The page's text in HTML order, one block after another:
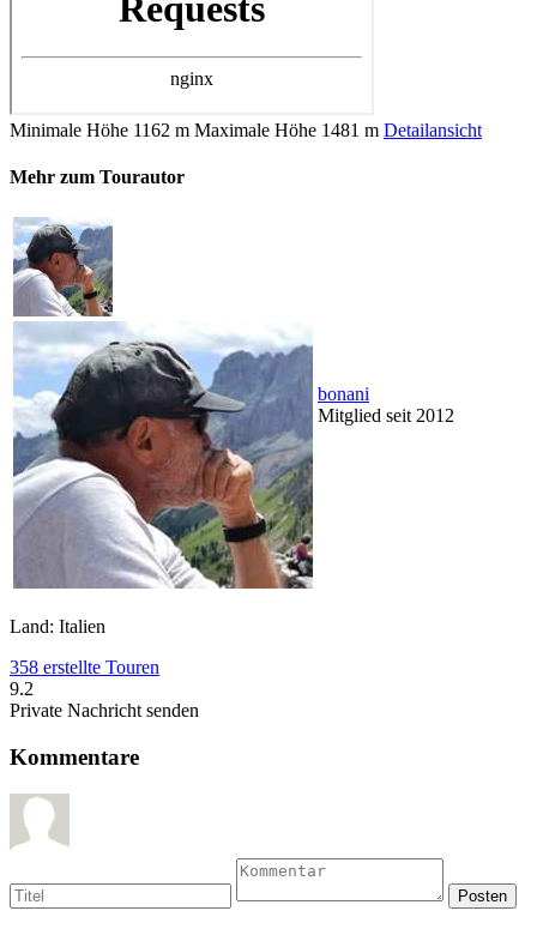
Minimale Höhe 1162 m Maximale Höhe 1481 m Detailansicht
Mehr zum Tourautor
bonani
Mitglied seit 2012
Land: Italien
358 erstellte Touren
9.2
Private Nachricht senden
Kommentare